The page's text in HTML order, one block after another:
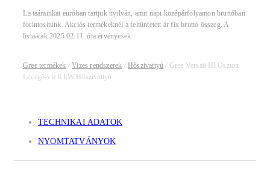
Listaárainkat euróban tartjuk nyilván, amit napi középárfolyamon bruttóban
forintosítunk. Akciós termékeknél a feltüntetett ár fix bruttó összeg. A
listaárak 2025.02.11. óta érvényesek.
Gree termékek / Vizes rendszerek / Hőszivattyú /Gree Versati III Osztott
Levegő-víz 6 kW Hőszivattyú
TECHNIKAI ADATOK
NYOMTATVÁNYOK